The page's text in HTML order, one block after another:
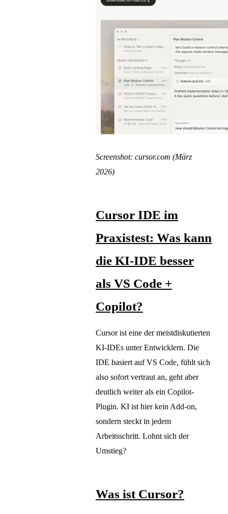
Screenshot: cursor.com (März
2026)
Cursor IDE im
Praxistest: Was kann
die KI-IDE besser
als VS Code +
Copilot?
Cursor ist eine der meistdiskutierten
KI-IDEs unter Entwicklern. Die
IDE basiert auf VS Code, fühlt sich
also sofort vertraut an, geht aber
deutlich weiter als ein Copilot-
Plugin. KI ist hier kein Add-on,
sondern steckt in jedem
Arbeitsschritt. Lohnt sich der
Umstieg?
Was ist Cursor?